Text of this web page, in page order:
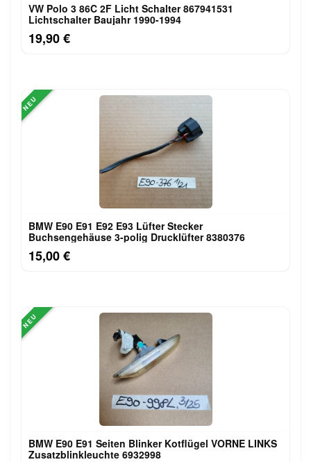
VW Polo 3 86C 2F Licht Schalter 867941531
Lichtschalter Baujahr 1990-1994
19,90 €
NEU
BMW E90 E91 E92 E93 Lüfter Stecker
Buchsengehäuse 3-polig Drucklüfter 8380376
15,00 €
NEU
BMW E90 E91 Seiten Blinker Kotflügel VORNE LINKS
Zusatzblinkleuchte 6932998